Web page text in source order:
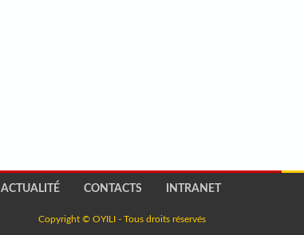
ACTUALITÉ CONTACTS INTRANET
Copyright © OYILI - Tous droits réservés